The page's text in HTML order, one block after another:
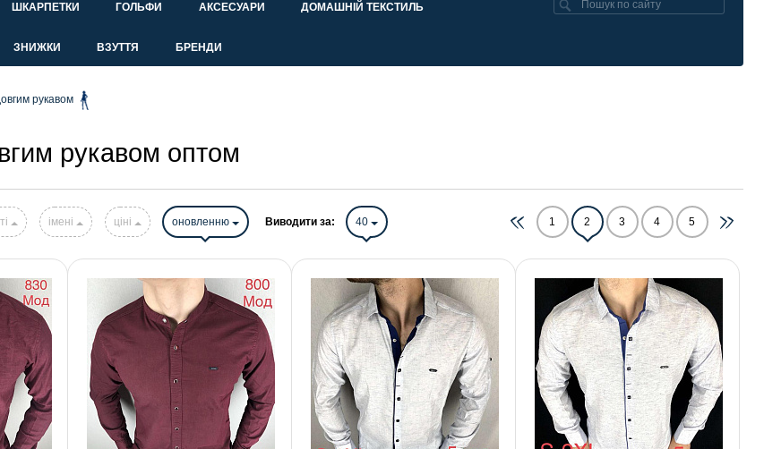
ШКАРПЕТКИ ГОЛЬФИ АКСЕСУАРИ ДОМАШНІЙ ТЕКСТИЛЬ
ЗНИЖКИ ВЗУТТЯ БРЕНДИ
рукавом
рукавом оптом
імені ціні оновленню Виводити за: 40 1 2 3 4 5